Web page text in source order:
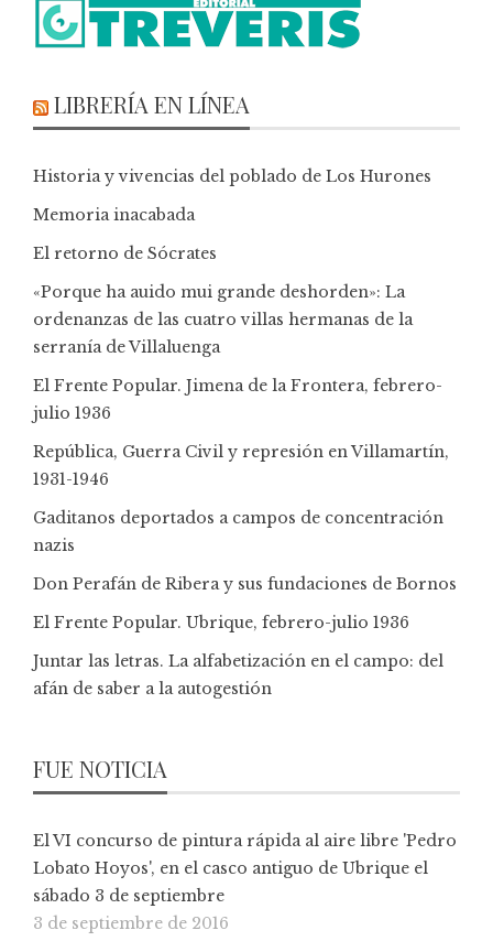
LIBRERÍA EN LÍNEA
Historia y vivencias del poblado de Los Hurones
Memoria inacabada
El retorno de Sócrates
«Porque ha auido mui grande deshorden»: La
ordenanzas de las cuatro villas hermanas de la
serranía de Villaluenga
El Frente Popular. Jimena de la Frontera, febrero-
julio 1936
República, Guerra Civil y represión en Villamartín,
1931-1946
Gaditanos deportados a campos de concentración
nazis
Don Perafán de Ribera y sus fundaciones de Bornos
El Frente Popular. Ubrique, febrero-julio 1936
Juntar las letras. La alfabetización en el campo: del
afán de saber a la autogestión
FUE NOTICIA
El VI concurso de pintura rápida al aire libre 'Pedro
Lobato Hoyos', en el casco antiguo de Ubrique el
sábado 3 de septiembre
3 de septiembre de 2016